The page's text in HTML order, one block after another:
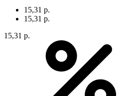
15,31 р.
15,31 р.
15,31 р.